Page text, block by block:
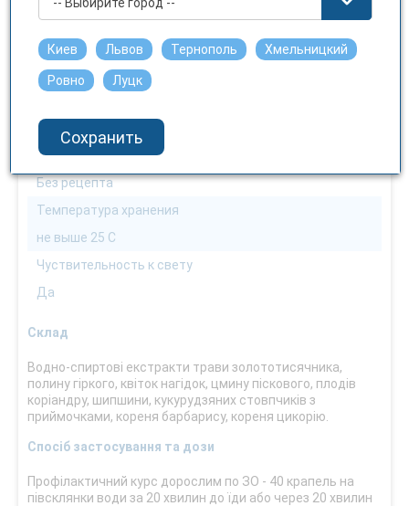
С осторожностью
Способ применения
Внутренне
До приема пищи
Условия отпуска
Без рецепта
Температура хранения
не выше 25 С
Чуствительность к свету
Да
Склад
Водно-спиртові екстракти трави золототисячника,
полину гіркого, квіток нагідок, цмину піскового, плодів
коріандру, шипшини, кукурудзяних стовпчиків з
приймочками, кореня барбарису, кореня цикорію.
Спосіб застосування та дози
Профілактичний курс дорослим по ЗО - 40 крапель на
півсклянки води за 20 хвилин до їди або через 20 хвилин
Киев Львов Тернополь Хмельницкий
Ровно Луцк
Сохранить